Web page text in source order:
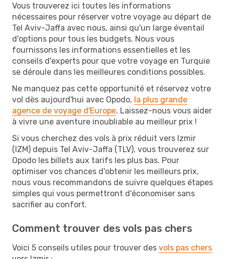
Vous trouverez ici toutes les informations
nécessaires pour réserver votre voyage au départ de
Tel Aviv-Jaffa avec nous, ainsi qu'un large éventail
d'options pour tous les budgets. Nous vous
fournissons les informations essentielles et les
conseils d'experts pour que votre voyage en Turquie
se déroule dans les meilleures conditions possibles.
Ne manquez pas cette opportunité et réservez votre
vol dès aujourd'hui avec Opodo, la plus grande
agence de voyage d'Europe. Laissez-nous vous aider
à vivre une aventure inoubliable au meilleur prix !
Si vous cherchez des vols à prix réduit vers Izmir
(IZM) depuis Tel Aviv-Jaffa (TLV), vous trouverez sur
Opodo les billets aux tarifs les plus bas. Pour
optimiser vos chances d'obtenir les meilleurs prix,
nous vous recommandons de suivre quelques étapes
simples qui vous permettront d'économiser sans
sacrifier au confort.
Comment trouver des vols pas chers
Voici 5 conseils utiles pour trouver des vols pas chers